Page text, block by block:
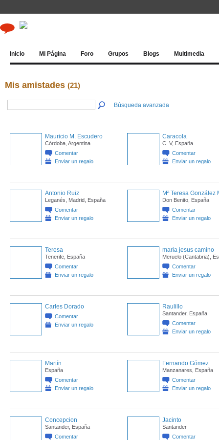
Inicio Mi Página Foro Grupos Blogs Multimedia
Mis amistades (21)
Búsqueda avanzada
Mauricio M. Escudero
Córdoba, Argentina
Comentar
Enviar un regalo
Caracola
C. V, España
Comentar
Enviar un regalo
Antonio Ruiz
Leganés, Madrid, España
Comentar
Enviar un regalo
Mª Teresa González
Don Benito, España
Comentar
Enviar un regalo
Teresa
Tenerife, España
Comentar
Enviar un regalo
maria jesus camino
Meruelo (Cantabria),
Comentar
Enviar un regalo
Carles Dorado
Comentar
Enviar un regalo
Raulillo
Santander, España
Comentar
Enviar un regalo
Martín
España
Comentar
Enviar un regalo
Fernando Gómez
Manzanares, España
Comentar
Enviar un regalo
Concepcion
Santander, España
Comentar
Jacinto
Santander
Comentar